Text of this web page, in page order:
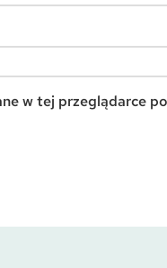
w tej przeglądarce